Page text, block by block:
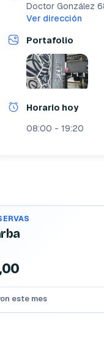
Doctor González
Ver dirección
Portafolio
Horario hoy
08:00 - 19:20
este mes